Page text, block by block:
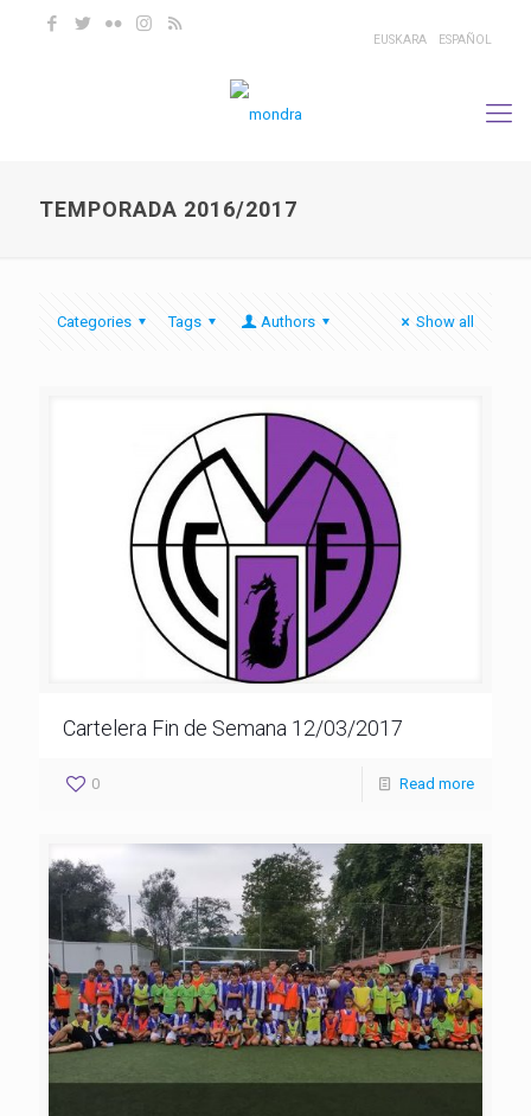
EUSKARA ESPAÑOL
TEMPORADA 2016/2017
Categories Tags Authors Show all
Cartelera Fin de Semana 12/03/2017
0 Read more